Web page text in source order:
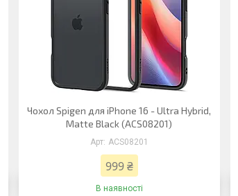
Чохол Spigen для iPhone 16 - Ultra Hybrid,
Matte Black (ACS08201)
ACS08201
999 ₴
В наявності